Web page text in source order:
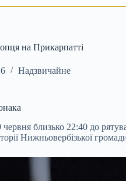
на Прикарпатті
Надзвичайне
близько 22:40 до
Нижньовербізької